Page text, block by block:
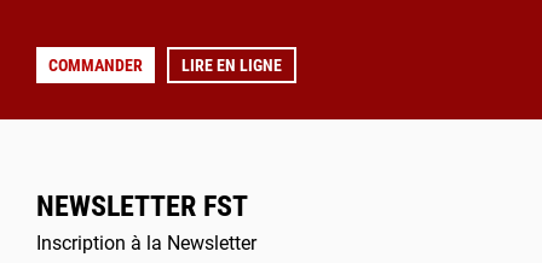
COMMANDER LIRE EN LIGNE
NEWSLETTER FST
Inscription à la Newsletter